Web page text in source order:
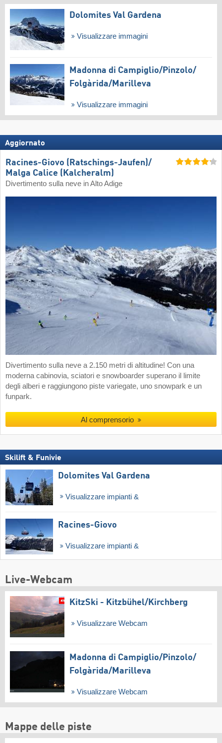
Dolomites Val Gardena
Visualizzare immagini
Madonna di Campiglio/​Pinzolo/​
Folgàrida/​Marilleva
Visualizzare immagini
Aggiornato
Racines-Giovo (Ratschings-Jaufen)/​
Malga Calice (Kalcheralm)
Divertimento sulla neve in Alto Adige
Divertimento sulla neve a 2.150 metri di altitudine! Con una
moderna cabinovia, sciatori e snowboarder superano il limite
degli alberi e raggiungono piste variegate, uno snowpark e un
funpark.
Al comprensorio
Skilift & Funivie
Dolomites Val Gardena
Visualizzare impianti &
Racines-Giovo
Visualizzare impianti &
Live-Webcam
KitzSki - Kitzbühel/​Kirchberg
Visualizzare Webcam
Madonna di Campiglio/​Pinzolo/​
Folgàrida/​Marilleva
Visualizzare Webcam
Mappe delle piste